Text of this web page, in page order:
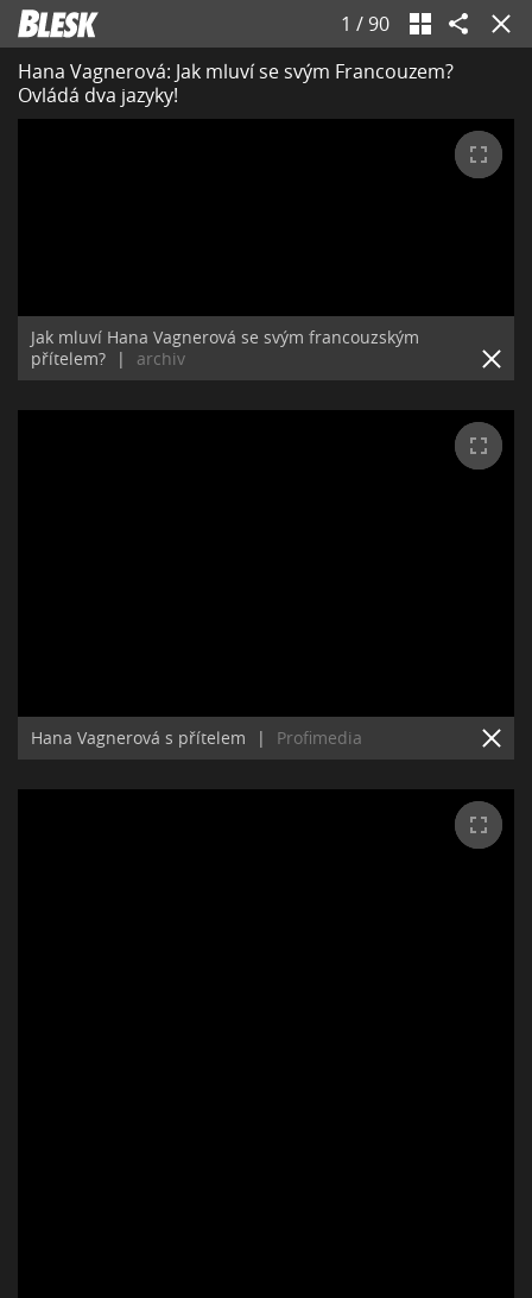
1 / 90
Hana Vagnerová: Jak mluví se svým Francouzem?
Ovládá dva jazyky!
Jak mluví Hana Vagnerová se svým francouzským
přítelem?
| archiv
Hana Vagnerová s přítelem | Profimedia